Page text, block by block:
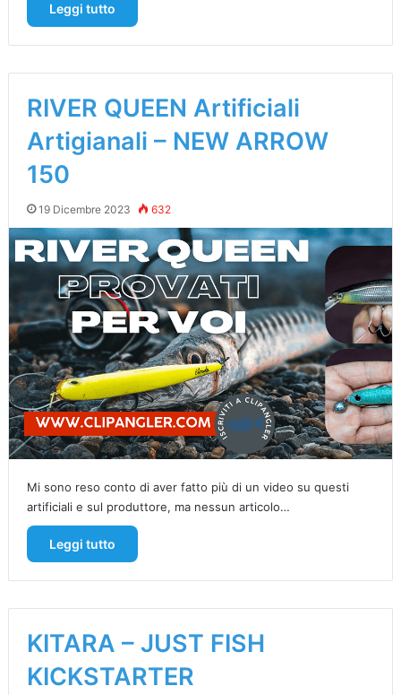
Leggi tutto
RIVER QUEEN Artificiali
Artigianali – NEW ARROW
150
19 Dicembre 2023 632
Mi sono reso conto di aver fatto più di un video su questi
artificiali e sul produttore, ma nessun articolo…
Leggi tutto
KITARA – JUST FISH
KICKSTARTER